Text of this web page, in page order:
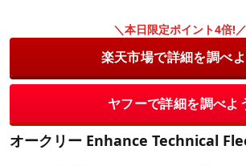
＼本日限定ポイント4倍!／
楽天市場で詳細を調べ
ヤフーで詳細を調べよ
オークリー Enhance Technical